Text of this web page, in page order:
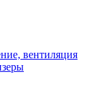
вентиляция